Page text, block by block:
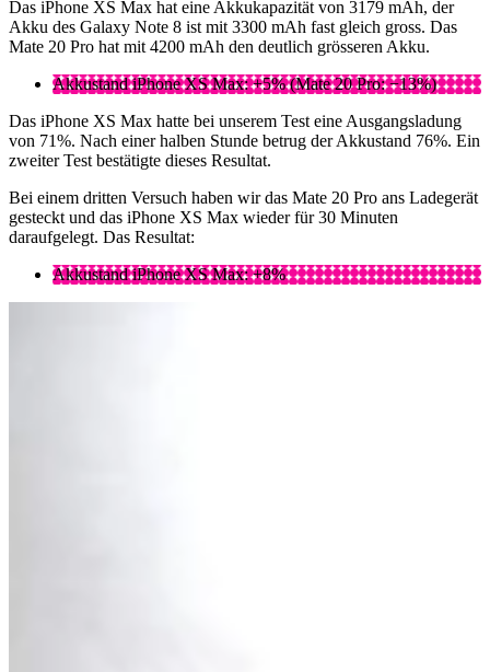
Das iPhone XS Max hat eine Akkukapazität von 3179 mAh, der
Akku des Galaxy Note 8 ist mit 3300 mAh fast gleich gross. Das
Mate 20 Pro hat mit 4200 mAh den deutlich grösseren Akku.
Akkustand iPhone XS Max: +5% (Mate 20 Pro: −13%)
Das iPhone XS Max hatte bei unserem Test eine Ausgangsladung
von 71%. Nach einer halben Stunde betrug der Akkustand 76%. Ein
zweiter Test bestätigte dieses Resultat.
Bei einem dritten Versuch haben wir das Mate 20 Pro ans Ladegerät
gesteckt und das iPhone XS Max wieder für 30 Minuten
daraufgelegt. Das Resultat:
Akkustand iPhone XS Max: +8%